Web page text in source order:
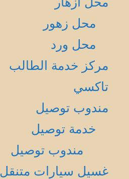
محل زهور
محل ورد
مركز خدمة الطالب
تاكسي
مندوب توصيل
خدمة توصيل
مندوب توصيل
غسيل سيارات متنقل